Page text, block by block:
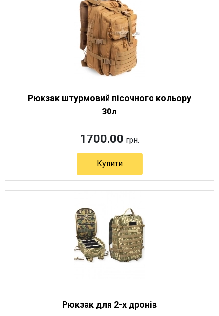
Рюкзак штурмовий пісочного кольору
30л
1700.00 грн.
Купити
Рюкзак для 2-х дронів